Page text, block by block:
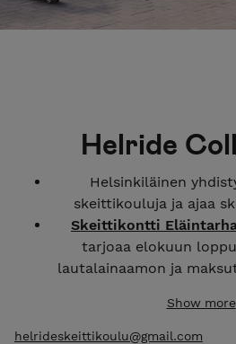
Helride
Helsinkiläinen
skeittikouluja ja ajaa
Skeittikontti
tarjoaa elokuun
lautalainaamon ja
maksulliset
Show more
helrideskeittikoulu@gmail.com